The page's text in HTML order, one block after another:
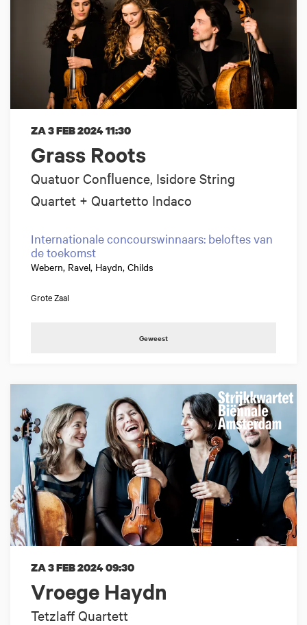
Grass Roots
Quatuor Conﬂuence, Isidore String
Quartet + Quartetto Indaco
ZA 3 FEB 202411:30
Internationale concourswinnaars: beloftes van
de toekomst
Webern, Ravel, Haydn, Childs
Grote Zaal
Geweest
Vroege Haydn
Tetzlaff Quartett
ZA 3 FEB 202409:30